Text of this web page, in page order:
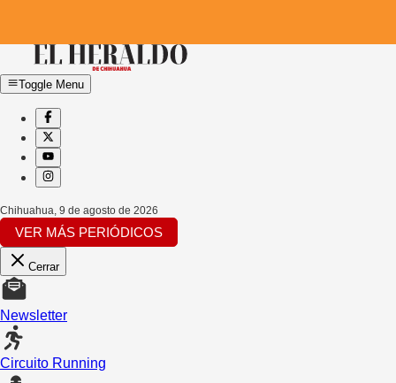
Toggle Menu
Chihuahua 9 de agosto de 2026
VER MÁS PERIÓDICOS
Cerrar
Newsletter
Circuito Running